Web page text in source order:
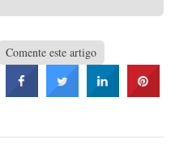
Comente este artigo